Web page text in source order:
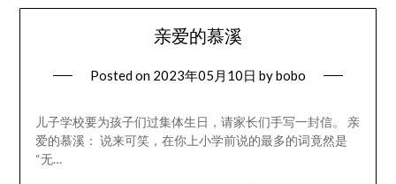
亲爱的慕溪
Posted on 2023年05月10日 bybobo
儿子学校要为孩子们过集体生日，请家长们手写一封信。 亲
爱的慕溪： 说来可笑，在你上小学前说的最多的词竟然是
“无…